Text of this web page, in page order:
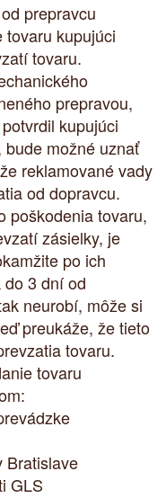
prepravcu
tovaru kupujúci
tovaru.
prepravou,
kupujúci
možné uznať
reklamované vady
od dopravcu.
poškodenia tovaru,
zásielky, je
po ich
3 dní od
neurobí, môže si
preukáže, že tieto
tovaru.
tovaru
Bratislave
GLS